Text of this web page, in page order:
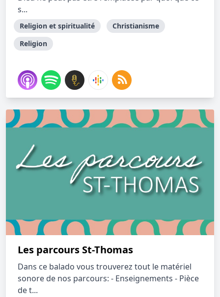
s...
Religion et spiritualité
Christianisme
Religion
Les parcours St-Thomas
Dans ce balado vous trouverez tout le matériel
sonore de nos parcours: - Enseignements - Pièce
de t...